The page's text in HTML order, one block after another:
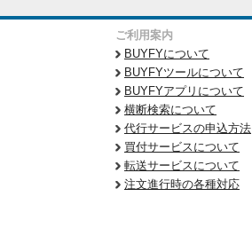
ご利用案内
BUYFYについて
BUYFYツールについて
BUYFYアプリについて
横断検索について
代行サービスの申込方法
買付サービスについて
転送サービスについて
注文進行時の各種対応